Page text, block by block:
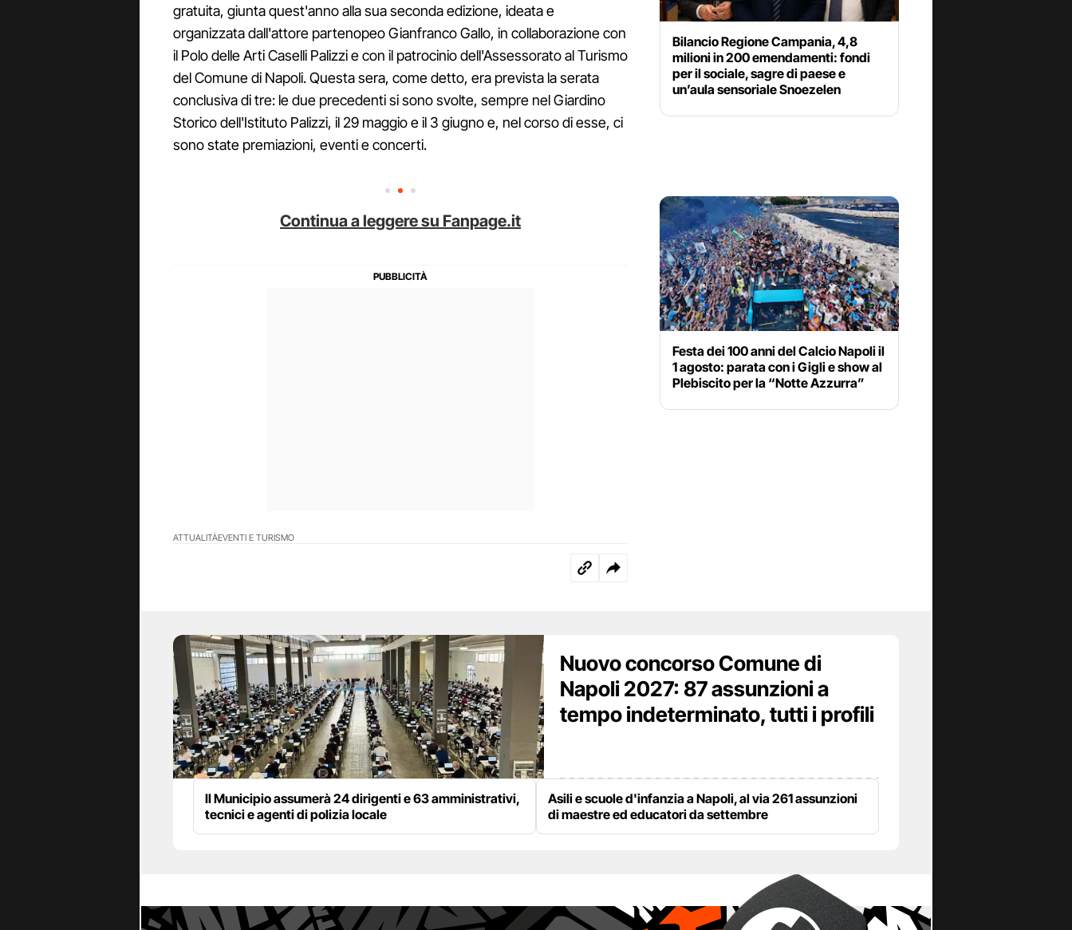
gratuita, giunta quest'anno alla sua seconda edizione, ideata e
organizzata dall'attore partenopeo Gianfranco Gallo, in collaborazione con
il Polo delle Arti Caselli Palizzi e con il patrocinio dell'Assessorato al Turismo
del Comune di Napoli. Questa sera, come detto, era prevista la serata
conclusiva di tre: le due precedenti si sono svolte, sempre nel Giardino
Storico dell'Istituto Palizzi, il 29 maggio e il 3 giugno e, nel corso di esse, ci
sono state premiazioni, eventi e concerti.
Continua a leggere su Fanpage.it
ATTUALITÀEVENTI E TURISMO
Bilancio Regione Campania, 4,8
milioni in 200 emendamenti: fondi
per il sociale, sagre di paese e
un’aula sensoriale Snoezelen
Festa dei 100 anni del Calcio Napoli il
1 agosto: parata con i Gigli e show al
Plebiscito per la “Notte Azzurra”
Nuovo concorso Comune di
Napoli 2027: 87 assunzioni a
tempo indeterminato, tutti i profili
Il Municipio assumerà 24 dirigenti e 63 amministrativi,
tecnici e agenti di polizia locale
Asili e scuole d'infanzia a Napoli, al via 261 assunzioni
di maestre ed educatori da settembre